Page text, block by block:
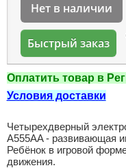
Нет в наличии
Быстрый заказ
Оплатить товар в
Условия доставки
Четырехдверный
A555AA - развивающая
Ребёнок в игровой
движения.